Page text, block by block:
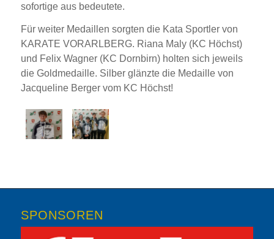
sofortige aus bedeutete.
Für weiter Medaillen sorgten die Kata Sportler von
KARATE VORARLBERG. Riana Maly (KC Höchst)
und Felix Wagner (KC Dornbirn) holten sich jeweils
die Goldmedaille. Silber glänzte die Medaille von
Jacqueline Berger vom KC Höchst!
SPONSOREN